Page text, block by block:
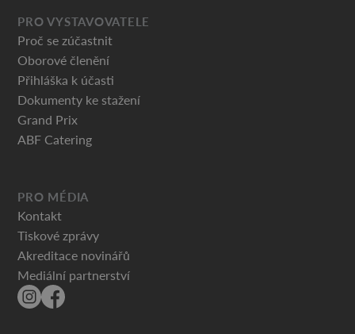
PRO VYSTAVOVATELE
Proč se zúčastnit
Oborové členění
Přihláška k účasti
Dokumenty ke stažení
Grand Prix
ABF Catering
PRO MÉDIA
Kontakt
Tiskové zprávy
Akreditace novinářů
Mediální partnerství